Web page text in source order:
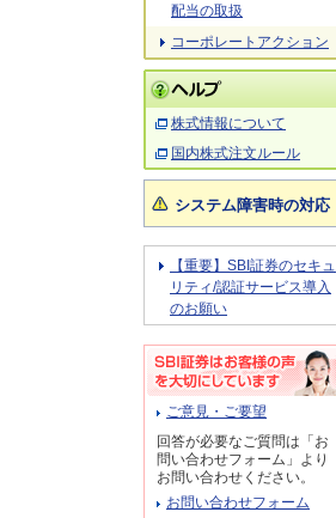
配当の取扱
コーポレートアクション
株式情報について
国内株式注文ルール
システム障害時の対応
【重要】SBI証券のセキュ
リティ/認証サービス導入
のお願い
ご意見・ご要望
回答が必要なご質問は「お
問い合わせフォーム」より
お問い合わせください。
お問い合わせフォーム